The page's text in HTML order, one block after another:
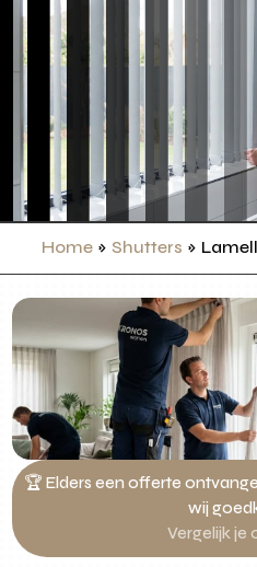
Home» Shutters »
🏆 Elders een offerte
wij
Vergelijk je